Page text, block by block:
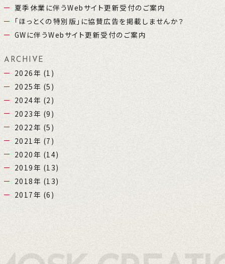
夏季休業に伴うWebサイト更新受付のご案内
「ほっとくの特別版」に協賛広告を掲載しませんか？
GWに伴うWebサイト更新受付のご案内
ARCHIVE
2026年 (1)
2025年 (5)
2024年 (2)
2023年 (9)
2022年 (5)
2021年 (7)
2020年 (14)
2019年 (13)
2018年 (13)
2017年 (6)